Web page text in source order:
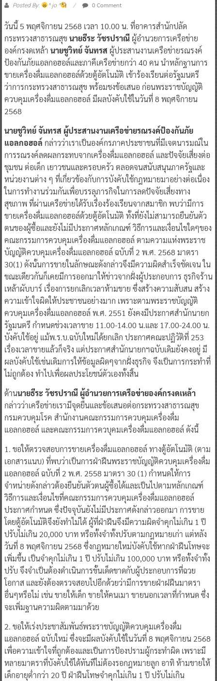
Posted By: ^ jo ^ 0 Comment
วันนี้ 5 พฤศจิกายน 2568 เวลา 10.00 น. ที่อาคารสำนักปลัด
กระทรวงสาธารณสุข นายธีระ วัชรปราณีผู้อำนวยการเครือข่าย
องค์กรงดเหล้า นายชูวิทย์ จันทรส ผู้ประสานงานเครือข่ายรณรงค์
ป้องกันภัยแอลกอฮอล์และภาคีเครือข่ายกว่า 40 คน นำหลักฐานการ
ขายเครื่องดื่มแอลกอฮอล์ด้วยตู้อัตโนมัติ เข้าร้องเรียนต่อรัฐมนตรี
ว่าการกระทรวงสาธารณสุข พร้อมชงข้อเสนอ ก่อนพระราชบัญญัติ
ควบคุมเครื่องดื่มแอลกอฮอล์ มีผลบังคับใช้ในวันที่ 8 พฤศจิกายน
2568
นายชูวิทย์ จันทรส ผู้ประสานงานเครือข่ายรณรงค์ป้องกันภัย
แอลกอฮอล์ กล่าวว่าเราเป็นองค์กรภาคประชาชนที่มีเจตนารมณ์ใน
การรณรงค์ลดผลกระทบจากเครื่องดื่มแอลกอฮอล์ และปัจจัยเสี่ยงต่อ
ชุมชน ต่อเด็ก เยาวชนและครอบครัว ตลอดจนสนับสนุนภาครัฐและ
หน่วยงานต่าง ๆ ที่เกี่ยวข้องกับการบังคับใช้กฎหมายมาอย่างต่อเนื่อง
ในการทำงานร่วมกันเพื่อบรรลุภารกิจในการลดปัจจัยเสี่ยงทาง
สุขภาพ ที่ผ่านเครือข่ายได้รับเรื่องร้องเรียนจากสมาชิก พบว่ามีการ
ขายเครื่องดื่มแอลกอฮอล์ด้วยตู้อัตโนมัติ ทั้งที่ยังไม่สามารถยืนยันตัว
ตนของผู้ซื้อและยังไม่มีประกาศหลักเกณฑ์ วิธีการและเงื่อนไขใดๆของ
คณะกรรมการควบคุมเครื่องดื่มแอลกอฮอล์ ตามความแห่งพระราช
บัญญัติควบคุมเครื่องดื่มแอลกอฮอล์ ฉบับที่ 2 พ.ศ. 2568 มาตรา
30(1) ดังนั้นการขายในลักษณะดังกล่าวจึงมีความผิดสำเร็จชัดเจน ใน
ขณะเดียวกันก็เคยมีการออกมาให้ข่าวจากฝั่งผู้ประกอบการ ธุรกิจร้าน
เหล้าผับบาร์ เรื่องการยกเลิกเวลาห้ามขาย ซึ่งสร้างความสับสน สร้าง
ความเข้าใจผิดให้ประชาชนอย่างมาก เพราะตามพระราชบัญญัติ
ควบคุมเครื่องดื่มแอลกอฮอล์ พ.ศ. 2551 ยังคงมีประกาศสำนักนายก
รัฐมนตรี กำหนดช่วงเวลาขาย 11.00-14.00 น.และ 17.00-24.00 น.
บังคับใช้อยู่ แม้พ.ร.บ.ฉบับใหม่ได้ยกเลิก ประกาศคณะปฏิวัติที่ 253
เรื่องเวลาขายแล้วก็จริง แต่ประกาศสำนักนายกฯฉบับเดิมยังคงอยู่ มี
ผลบังคับใช้เช่นเดิมการให้ข้อมูลผิดๆจากฝั่งธุรกิจ จึงเป็นการกระทำที่
ไม่ถูกต้อง ทำไปเพื่อผลประโยชน์ตัวเองทั้งสิ้น
ด้านนายธีระ วัชรปราณี ผู้อำนวยการเครือข่ายองค์กรงดเหล้า
กล่าวว่าเครือข่ายเรามีจุดยืนและข้อเสนอต่อกระทรวงสาธารณสุข
กรมควบคุมโรค สำนักงานคณะกรรมการควบคุมเครื่องดื่ม
แอลกอฮอล์ และคณะกรรมการควบุคมเครื่องดื่มแอลกอฮอล์ ดังนี้
1. ขอให้ตรวจสอบการขายเครื่องดื่มแอลกอฮอล์ ทางตู้อัตโนมัติ (ตาม
เอกสารแนบ) ที่พบว่าเป็นการฝ่าฝืนพระราชบัญญัติควบคุมเครื่องดื่ม
แอลกอฮอล์ ฉบับที่ 2 พ.ศ. 2558 มาตรา 30 (1) กำหนดให้การ
จำหน่ายดังกล่าวต้องยืนยันตัวตนผู้ซื้อได้และเป็นไปตามหลักเกณฑ์
วิธีการและเงื่อนไขที่คณะกรรมการควบคุมเครื่องดื่มแอลกอฮอล์
ประกาศกำหนด ซึ่งปัจจุบันยังไม่มีประกาศดังกล่าวออกมา การขาย
โดยตู้อัตโนมัติจึงยังทำไม่ได้ ผู้ที่ฝ่าฝืนจึงมีความผิดจำคุกไม่เกิน 1 ปี
ปรับไม่เกิน 20,000 บาท หรือทั้งจำทั้งปรับตามกฎหมายเก่า แต่หลัง
วันที่ 8 พฤศจิกายน 2568 ซึ่งกฎหมายใหม่บังคับใช้หากฝ่าฝืนโทษจะ
เพิ่มขึ้น เป็นจำคุกไม่เกิน 1 ปี ปรับไม่เกิน 100,000 บาท หรือทั้งจำทั้ง
ปรับ จึงจำเป็นต้องดำเนินการขั้นเด็ดขาดกับผู้ประกอบการที่ฉวย
โอกาส และยังต้องตรวจสอบไปอีกด้วยว่ามีการขายฝ่าฝฝืนมาตรา
อื่นๆหรือไม่ เช่น ขายให้เด็ก ขายให้คนเมา ขายนอกเวลาที่กำหนด ซึ่ง
จะเพิ่มฐานความผิดตามมาด้วย
2. ขอให้เร่งประชาสัมพันธ์พระราชบัญญัติควบคุมเครื่องดื่ม
แอลกอฮอล์ ฉบับใหม่ ซึ่งจะมีผลบังคับใช้ในวันที่ 8 พฤศจิกายน 2568
เพื่อความเข้าใจที่ถูกต้องและเป็นการป้องปรามผู้กระทำผิด เพราะมี
หลายมาตราที่บังคับใช้ได้ทันทีไม่ต้องรอกฎหมายลูก อาทิ ห้ามขายให้
เด็กอายุต่ำกว่า 20 ปี ฝ่าฝืนโทษจำคุกไม่เกิน 1 ปี ปรับไม่เกิน